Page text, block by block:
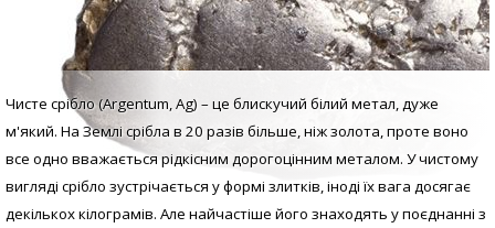
Чисте срібло (Argentum, Аg) – це блискучий білий метал, дуже
м'який. На Землі срібла в 20 разів більше, ніж золота, проте воно
все одно вважається рідкісним дорогоцінним металом. Учистому
вигляді срібло зустрічається у формі злитків, іноді їх вага досягає
декількох кілограмів. Але найчастіше його знаходять у поєднанні з